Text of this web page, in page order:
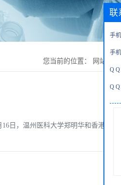
您当前的位置： 网站首页
日，温州医科大学郑明华和香港中文
联
手机
手机
Q Q
Q Q